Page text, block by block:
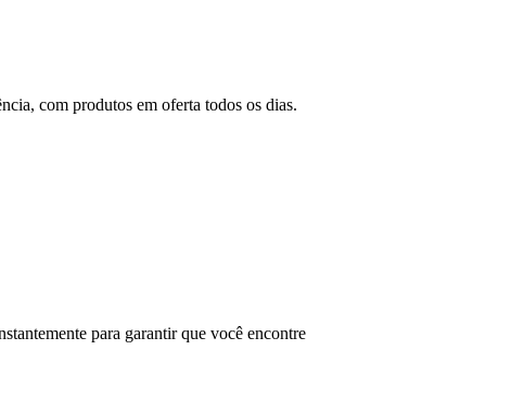
com produtos em oferta todos os dias.
para garantir que você encontre